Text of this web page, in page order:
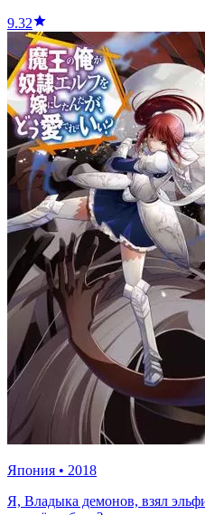
9.32
Япония • 2018
Я, Владыка демонов, взял